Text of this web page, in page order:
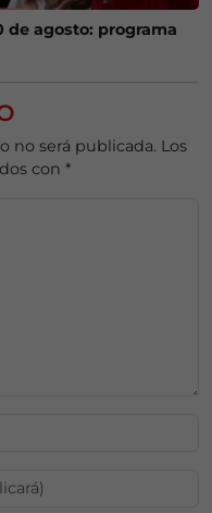
de agosto: programa
no será publicada. Los
con *